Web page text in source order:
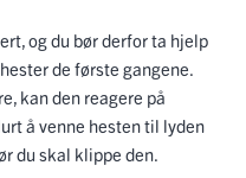
og du bør derfor ta hjelp
de første gangene.
kan den reagere på
å venne hesten til lyden
du skal klippe den.